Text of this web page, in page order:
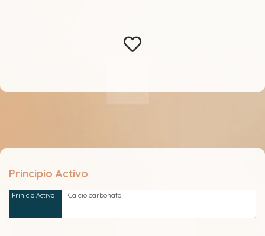
Principio Activo
Calcio carbonato